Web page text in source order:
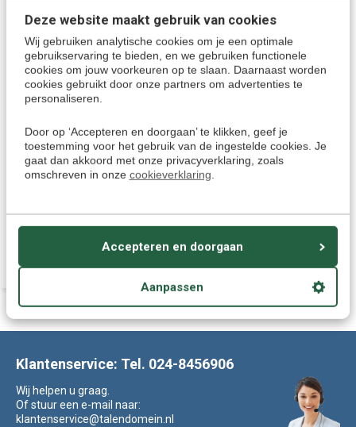
Deze website maakt gebruik van cookies
Wij gebruiken analytische cookies om je een optimale
gebruikservaring te bieden, en we gebruiken functionele
cookies om jouw voorkeuren op te slaan. Daarnaast worden
cookies gebruikt door onze partners om advertenties te
personaliseren.
Door op ‘Accepteren en doorgaan’ te klikken, geef je
toestemming voor het gebruik van de ingestelde cookies. Je
gaat dan akkoord met onze privacyverklaring, zoals
omschreven in onze cookieverklaring.
Accepteren en doorgaan
Aanpassen
Xhosa leren - Ultimate
Xhosa voor Beginners tot
Gevorderden
5 Cursussen Xhosa op 1 USB-
Stick!
De complete zelfstudie
Xhosa te leren in een korte tijd.
De draagbare USB-Stick is
gemakkelijk thuis of op vakantie
te gebruiken op je PC, Laptop of
Mac. Inc. gratis APP voor tablets.
114,95€ 89,95
Klantenservice: Tel. 024-8456906
Wij helpen u graag.
Of stuur een e-mail naar:
klantenservice@talendomein.nl